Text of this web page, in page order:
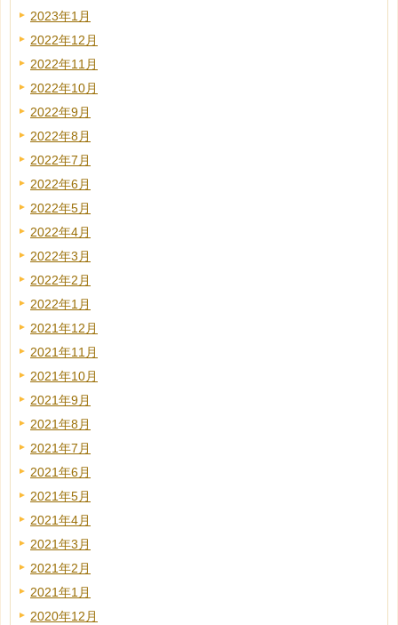
2023年1月
2022年12月
2022年11月
2022年10月
2022年9月
2022年8月
2022年7月
2022年6月
2022年5月
2022年4月
2022年3月
2022年2月
2022年1月
2021年12月
2021年11月
2021年10月
2021年9月
2021年8月
2021年7月
2021年6月
2021年5月
2021年4月
2021年3月
2021年2月
2021年1月
2020年12月